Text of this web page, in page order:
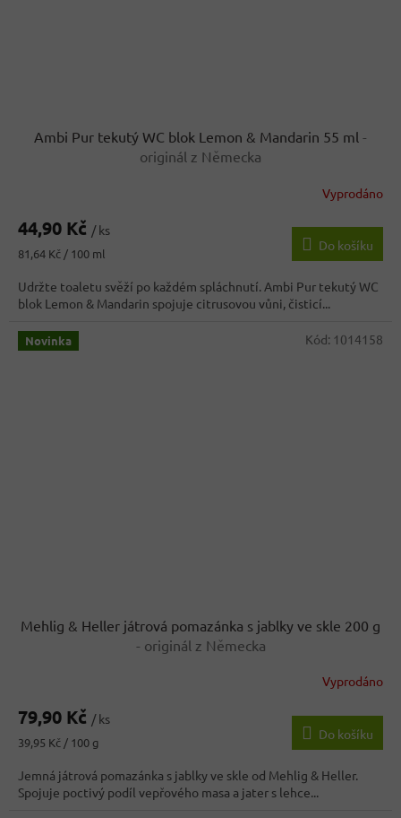
Ambi Pur tekutý WC blok Lemon & Mandarin 55 ml -
originál z Německa
Vyprodáno
44,90 Kč / ks
Měrná
81,64 Kč / 100 ml
Do košíku
Udržte toaletu svěží po každém spláchnutí. Ambi Pur tekutý WC
blok Lemon & Mandarin spojuje citrusovou vůni, čisticí...
Novinka
Mehlig & Heller játrová pomazánka s jablky ve skle 200 g
- originál z Německa
Vyprodáno
79,90 Kč / ks
Měrná
39,95 Kč / 100 g
Do košíku
Jemná játrová pomazánka s jablky ve skle od Mehlig & Heller.
Spojuje poctivý podíl vepřového masa a jater s lehce...
Kód: 1014158